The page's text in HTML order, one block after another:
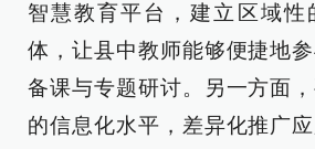
智慧教育平台，建立区域性
体，让县中教师能够便捷地
备课与专题研讨。另一方面
的信息化水平，差异化推广